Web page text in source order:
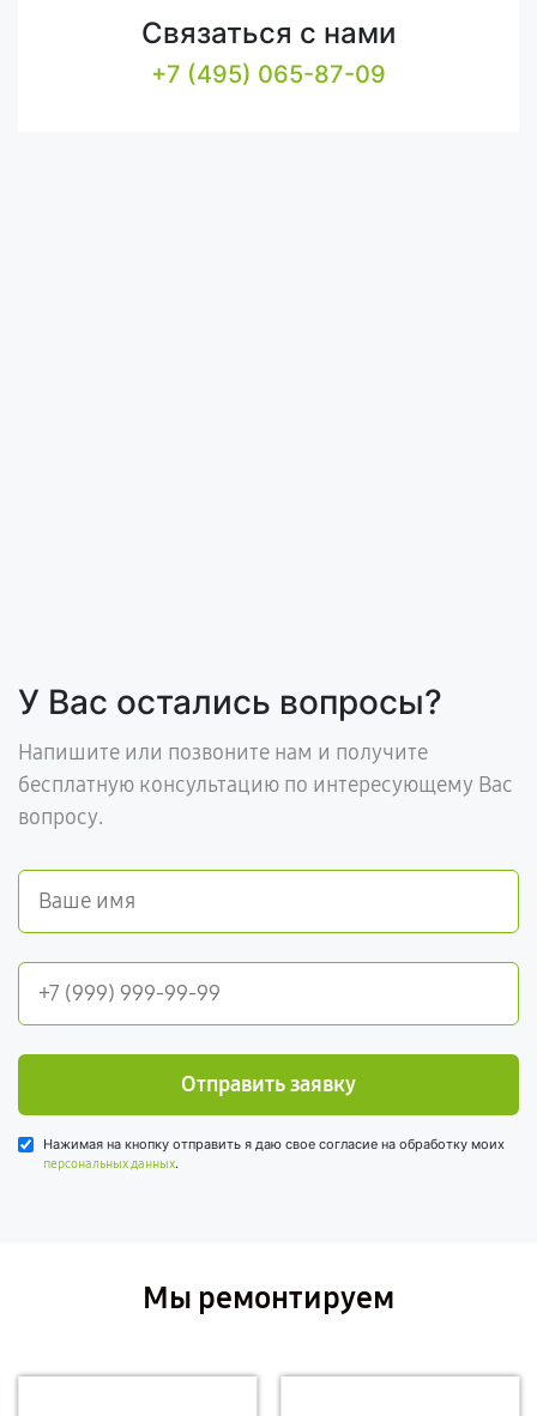
Связаться с нами
+7 (495) 065-87-09
У Вас остались вопросы?
Напишите или позвоните нам и получите
бесплатную консультацию по интересующему Вас
вопросу.
Отправить заявку
Нажимая на кнопку отправить я даю свое согласие на обработку моих
персональных данных.
Мы ремонтируем